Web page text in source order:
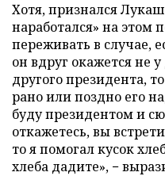
Хотя, признался
наработался» на этом
переживать в случае,
он вдруг окажется не
другого президента,
рано или поздно его
буду президентом и
откажетесь, вы
то я помогал кусок
хлеба дадите», −